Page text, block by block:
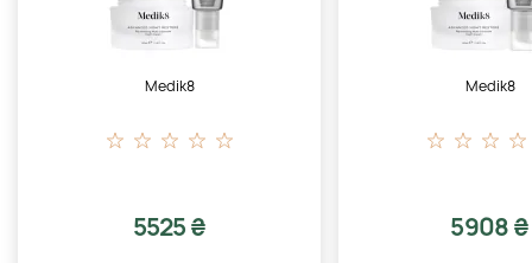
Medik8
5525 ₴
Medik8
5908 ₴